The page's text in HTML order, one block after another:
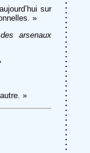
sur
»
arsenaux
»